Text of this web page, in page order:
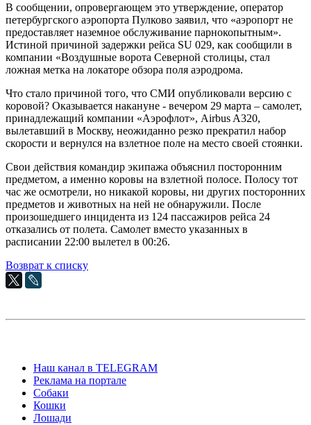
В сообщении, опровергающем это утверждение, оператор
петербургского аэропорта Пулково заявил, что «аэропорт не
предоставляет наземное обслуживание парнокопытным».
Истиной причиной задержки рейса SU 029, как сообщили в
компании «Воздушные ворота Северной столицы, стал
ложная метка на локаторе обзора поля аэродрома.
Что стало причиной того, что СМИ опубликовали версию с
коровой? Оказывается накануне - вечером 29 марта – самолет,
принадлежащий компании «Аэрофлот», Airbus A320,
вылетавший в Москву, неожиданно резко прекратил набор
скорости и вернулся на взлетное поле на место своей стоянки.
Свои действия командир экипажа объяснил посторонним
предметом, а именно коровы на взлетной полосе. Полосу тот
час же осмотрели, но никакой коровы, ни других посторонних
предметов и животных на ней не обнаружили. После
произошедшего инцидента из 124 пассажиров рейса 24
отказались от полета. Самолет вместо указанных в
расписании 22:00 вылетел в 00:26.
Возврат к списку
Наш канал в TELEGRAM
Реклама на портале
Собаки
Кошки
Лошади